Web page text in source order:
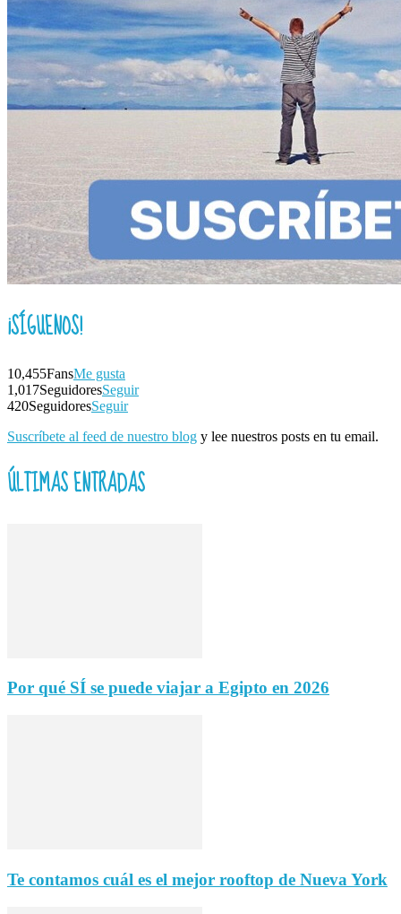
¡SÍGUENOS!
10,455FansMe gusta
1,017SeguidoresSeguir
420SeguidoresSeguir
Suscríbete al feed de nuestro blog y lee nuestros posts en tu email.
ÚLTIMAS ENTRADAS
Por qué SÍ se puede viajar a Egipto en 2026
Te contamos cuál es el mejor rooftop de Nueva York